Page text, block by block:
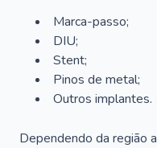
Marca-passo;
DIU;
Stent;
Pinos de metal;
Outros implantes.
Dependendo da região